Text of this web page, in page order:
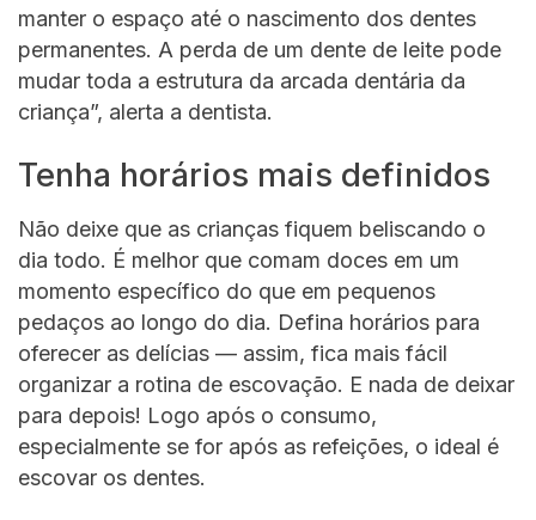
manter o espaço até o nascimento dos dentes
permanentes. A perda de um dente de leite pode
mudar toda a estrutura da arcada dentária da
criança”, alerta a dentista.
Tenha horários mais definidos
Não deixe que as crianças fiquem beliscando o
dia todo. É melhor que comam doces em um
momento específico do que em pequenos
pedaços ao longo do dia. Defina horários para
oferecer as delícias — assim, fica mais fácil
organizar a rotina de escovação. E nada de deixar
para depois! Logo após o consumo,
especialmente se for após as refeições, o ideal é
escovar os dentes.